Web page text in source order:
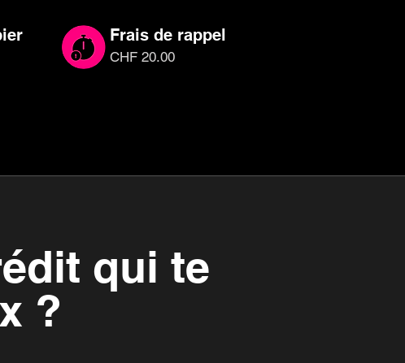
Frais de rappel
CHF 20.00
qui te
?